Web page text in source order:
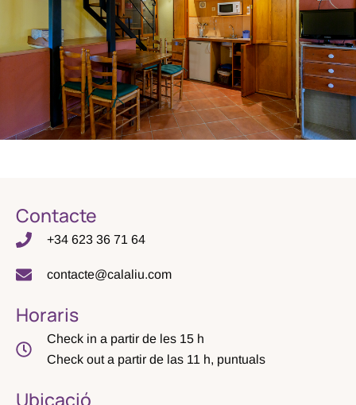
Contacte
+34 623 36 71 64
contacte@calaliu.com
Horaris
Check in a partir de les 15 h
Check out a partir de las 11 h, puntuals
Ubicació